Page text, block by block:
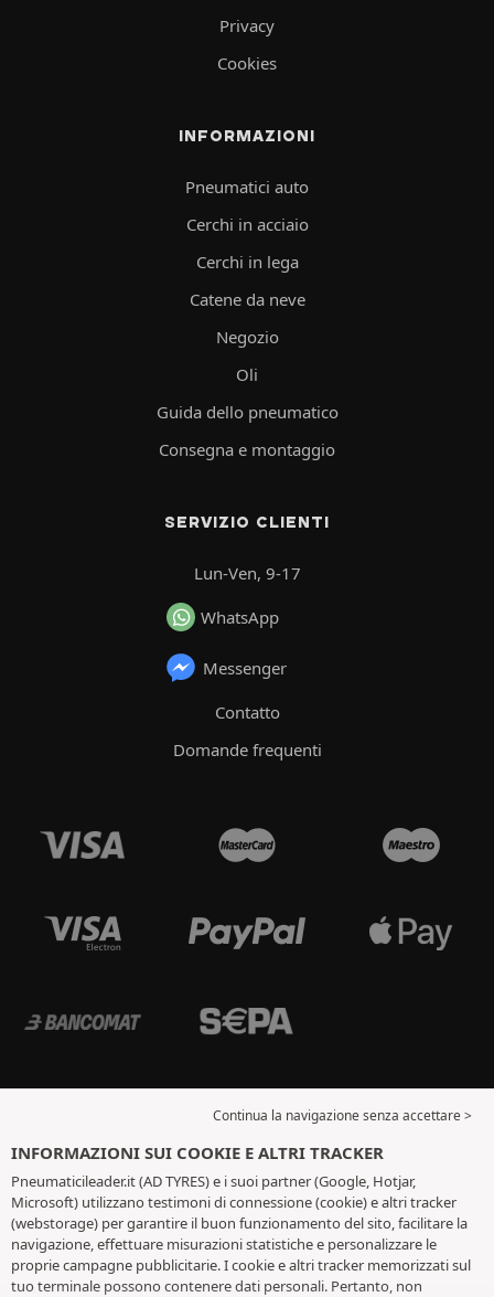
Privacy
Cookies
INFORMAZIONI
Pneumatici auto
Cerchi in acciaio
Cerchi in lega
Catene da neve
Negozio
Oli
Guida dello pneumatico
Consegna e montaggio
SERVIZIO CLIENTI
Lun-Ven, 9-17
WhatsApp
Messenger
Contatto
Domande frequenti
Continua la navigazione senza accettare >
INFORMAZIONI SUI COOKIE E ALTRI TRACKER
Pneumaticileader.it (AD TYRES) e i suoi partner (Google, Hotjar,
Microsoft) utilizzano testimoni di connessione (cookie) e altri tracker
(webstorage) per garantire il buon funzionamento del sito, facilitare la
navigazione, effettuare misurazioni statistiche e personalizzare le
proprie campagne pubblicitarie. I cookie e altri tracker memorizzati sul
tuo terminale possono contenere dati personali. Pertanto, non